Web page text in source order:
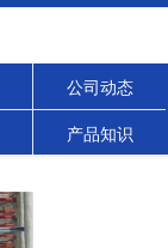
公司动态
产品知识